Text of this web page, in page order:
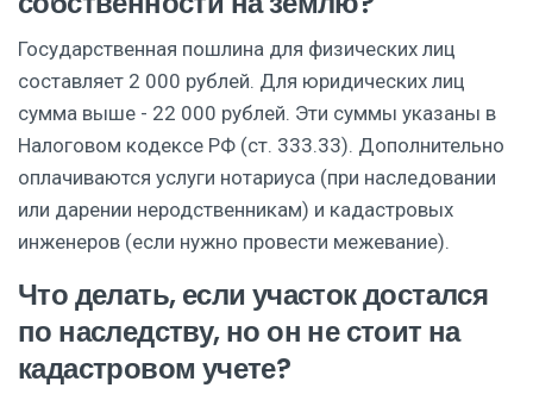
Государственная пошлина для физических лиц
составляет 2 000 рублей. Для юридических лиц
сумма выше - 22 000 рублей. Эти суммы указаны в
Налоговом кодексе РФ (ст. 333.33). Дополнительно
оплачиваются услуги нотариуса (при наследовании
или дарении неродственникам) и кадастровых
инженеров (если нужно провести межевание).
Что делать, если участок достался
по наследству, но он не стоит на
кадастровом учете?